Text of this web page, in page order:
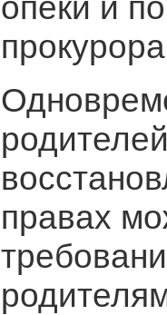
правах